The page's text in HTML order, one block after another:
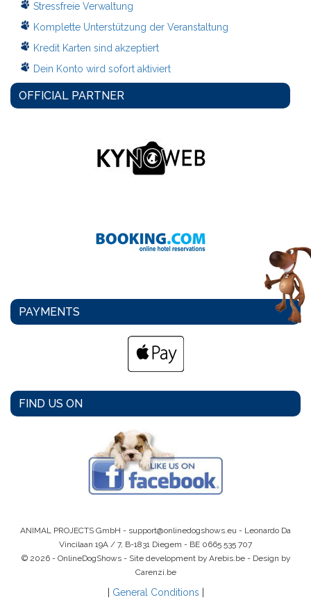
Stressfreie Verwaltung
Komplette Unterstützung der Veranstaltung
Kredit Karten sind akzeptiert
Dein Konto wird sofort aktiviert
OFFICIAL PARTNER
PAYMENTS
FIND US ON
ANIMAL PROJECTS GmbH - support@onlinedogshows.eu - Leonardo Da
Vincilaan 19A / 7, B-1831 Diegem - BE 0665 535 707
© 2026 - OnlineDogShows - Site development by Arebis.be - Design by
Carenzi.be
General Conditions